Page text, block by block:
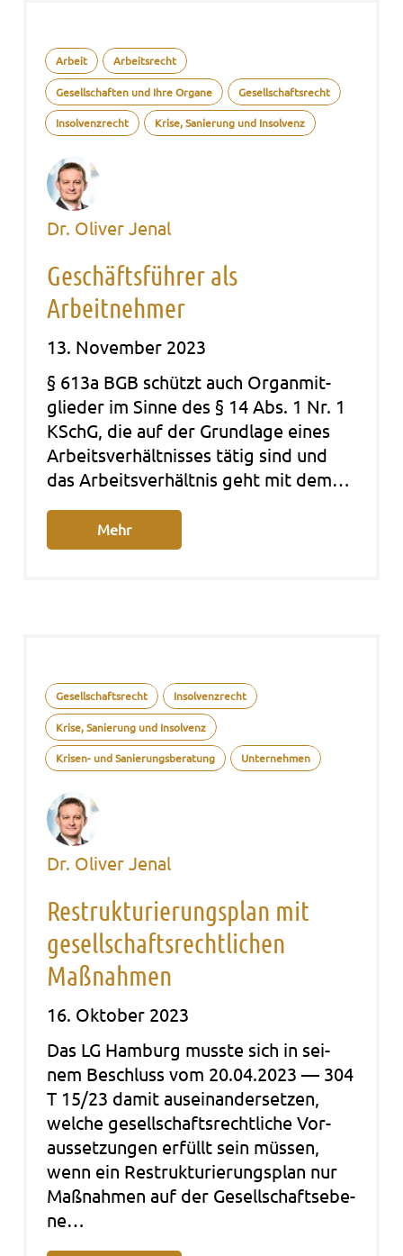
Arbeit Arbeitsrecht
Gesellschaften und Ihre Organe Gesellschaftsrecht
Insolvenzrecht Krise, Sanierung und Insolvenz
Dr. Oliver Jenal
Geschäftsführer als
Arbeitnehmer
13. November 2023
§ 613a BGB schützt auch Organ­mit­
glie­der im Sinne des § 14 Abs. 1 Nr. 1
KSchG, die auf der Grund­la­ge eines
Arbeits­ver­hält­nis­ses tätig sind und
das Arbeits­ver­hält­nis geht mit dem…
Mehr
Gesellschaftsrecht Insolvenzrecht
Krise, Sanierung und Insolvenz
Krisen- und Sanierungsberatung Unternehmen
Dr. Oliver Jenal
Restrukturierungsplan mit
gesellschaftsrechtlichen
Maßnahmen
16. Oktober 2023
Das LG Ham­burg muss­te sich in sei­
nem Beschluss vom 20.04.2023 — 304
T 15/23 damit aus­ein­an­der­set­zen,
wel­che gesell­schafts­recht­li­che Vor­
aus­set­zun­gen erfüllt sein müs­sen,
wenn ein Restruk­tu­rie­rungs­plan nur
Maß­nah­men auf der Gesell­schafts­ebe­
ne…